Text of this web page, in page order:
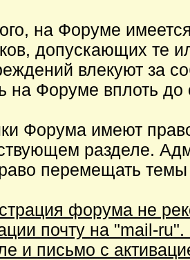
на Форуме
допускающих те
влекуют за
на Форуме вплоть
Форума имеют
разделе.
перемещать темы
форума не
почту на "mail-
и письмо с